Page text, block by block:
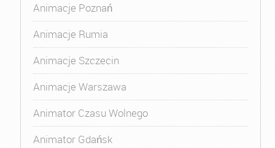
Animacje Poznań
Animacje Rumia
Animacje Szczecin
Animacje Warszawa
Animator Czasu Wolnego
Animator Gdańsk